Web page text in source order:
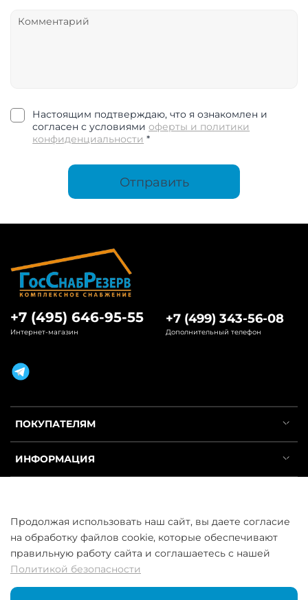
Настоящим подтверждаю, что я ознакомлен и
согласен с условиямиоферты и политики
конфиденциальности *
Отправить
ПОКУПАТЕЛЯМ
ИНФОРМАЦИЯ
+7 (495) 646-95-55
Интернет-магазин
+7 (499) 343-56-08
Дополнительный телефон
ООО «ГосСнабРезерв» © 2013–2026 - Продажа труб оптом и в
розницу
Продолжая использовать наш сайт, вы даете согласие
на обработку файлов cookie, которые обеспечивают
правильную работу сайта и соглашаетесь с нашей
Политикой безопасности